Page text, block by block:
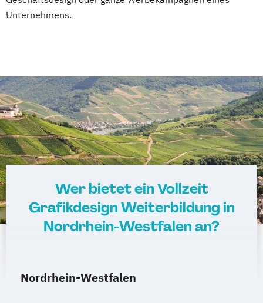
Unternehmens.
Wer bietet ein Vollzeit
Grafikdesign Weiterbildung in
Nordrhein-Westfalen an?
Nordrhein-Westfalen